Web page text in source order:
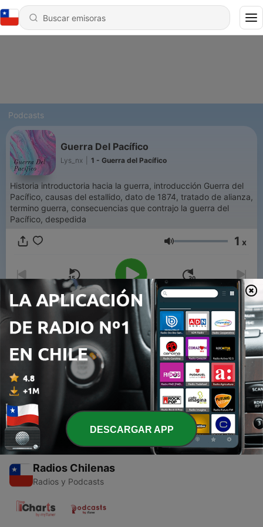
Podcasts
Guerra Del Pacífico
Lys_nx 1 - Guerra del Pacífico
Historia introductoria hacia la guerra, introducción Guerra del
Pacífico, causas del estallido, dato de 1874, tratado de alianza,
termino guerra, consecuencias que contrajo la guerra del
Pacífico, despedida
Volumen 1 x
00:00 00:00
Episodios
1 - Guerra del Pacífico
15 ago. 2021
Radios Chilenas
Radios y Podcasts
DESCARGAR APP